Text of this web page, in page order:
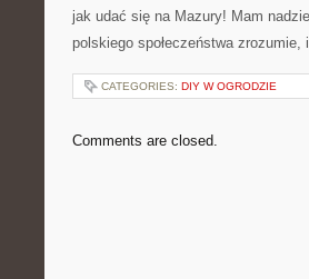
jak udać się na Mazury! Mam
polskiego społeczeństwa
CATEGORIES: DIY W OGRODZIE
Comments are closed.